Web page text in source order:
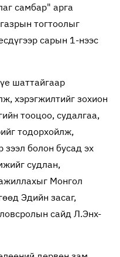
самбар" арга
тогтоолыг
сарын 1-нээс
шаттайгаар
хэрэгжилтийг зохион
тооцоо, судалгаа,
тодорхойлж,
зээл болон бусад эх
судлан,
Монгол
Эдийн засаг,
сайд Л.Энх-